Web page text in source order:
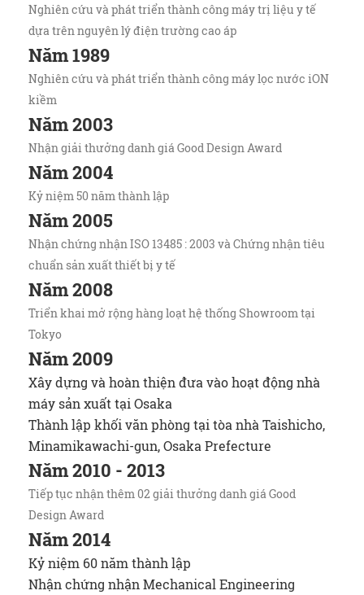
Nghiên cứu và phát triển thành công máy trị liệu y tế
dựa trên nguyên lý điện trường cao áp
Năm 1989
Nghiên cứu và phát triển thành công máy lọc nước iON
kiềm
Năm 2003
Nhận giải thưởng danh giá Good Design Award
Năm 2004
Kỷ niệm 50 năm thành lập
Năm 2005
Nhận chứng nhận ISO 13485 : 2003 và Chứng nhận tiêu
chuẩn sản xuất thiết bị y tế
Năm 2008
Triển khai mở rộng hàng loạt hệ thống Showroom tại
Tokyo
Năm 2009
Xây dựng và hoàn thiện đưa vào hoạt động nhà
máy sản xuất tại Osaka
Thành lập khối văn phòng tại tòa nhà Taishicho,
Minamikawachi-gun, Osaka Prefecture
Năm 2010 - 2013
Tiếp tục nhận thêm 02 giải thưởng danh giá Good
Design Award
Năm 2014
Kỷ niệm 60 năm thành lập
Nhận chứng nhận Mechanical Engineering